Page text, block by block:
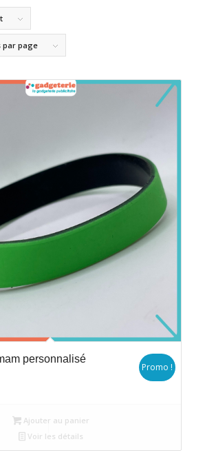
par page
personnalisé
Promo !
Ajouter au panier
Voir les détails